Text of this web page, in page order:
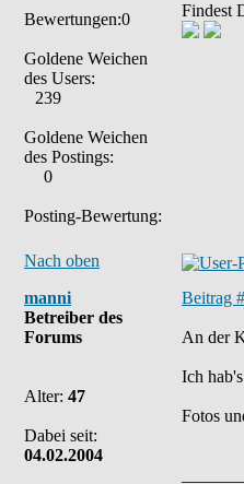
Bewertungen:0
Goldene Weichen
des Users:
239
Goldene Weichen
des Postings:
0
Posting-Bewertung:
Findest
Nach oben
manni
Betreiber des
Forums
Alter: 47
Dabei seit:
04.02.2004
Beitrag
An der
Ich
Fotos